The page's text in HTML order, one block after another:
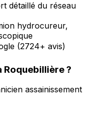
détaillé du réseau
hydrocureur,
(2724+ avis)
Roquebillière ?
assainissement